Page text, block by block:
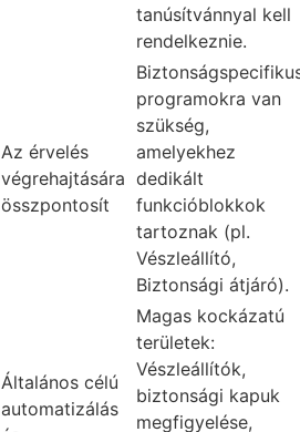
tanúsítvánnyal kell
rendelkeznie.
Az érvelés
végrehajtására
összpontosít
programokra van
szükség,
amelyekhez
dedikált
funkcióblokkok
tartoznak (pl.
Vészleállító,
Biztonsági átjáró).
Általános célú
automatizálás
Magas kockázatú
területek:
Vészleállítók,
biztonsági kapuk
megfigyelése,